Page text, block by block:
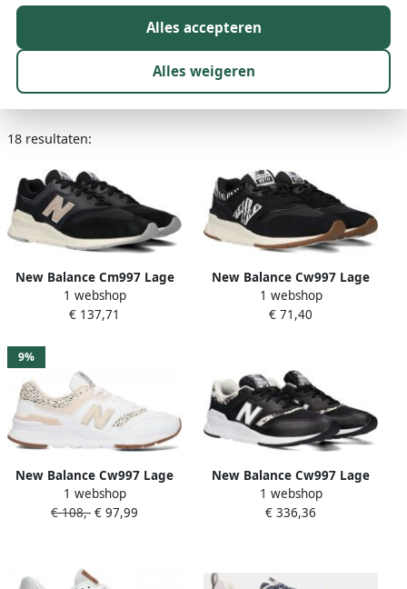
de eisen van de hedendaagse klant te voldoen. Of je nu een
liefhebber bent van het merk of op zoek bent naar een trendy
sneaker die zowel comfort als stijl biedt, de 997H is een uitstekende
Veterschoenen
Maat Merk 1 Model 1 Kleur Prijs
18 resultaten:
New Balance Cm997 Lage
sneakers Heren Zwart +
1 webshop
€ 137,71
New Balance Cw997 Lage
sneakers Leren Sneaker
Dames Grijs +
1 webshop
€ 71,40
9%
New Balance Cw997 Lage
sneakers Leren Sneaker
Dames Wit +
1 webshop
€ 108,- € 97,99
New Balance Cw997 Lage
sneakers Leren Sneaker
Dames Zwart +
1 webshop
€ 336,36
Alles accepteren
Alles weigeren